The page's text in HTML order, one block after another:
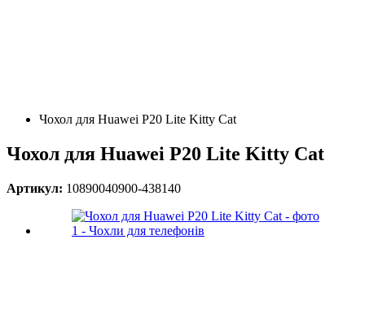
Чохол для Huawei P20 Lite Kitty Cat
Чохол для Huawei P20 Lite Kitty Cat
Артикул: 10890040900-438140